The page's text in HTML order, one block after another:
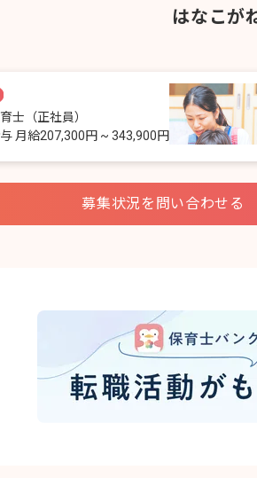
はなこが
士 （正社員）
月給207,300円 ~ 343,900円
募集状況を問い合わせる